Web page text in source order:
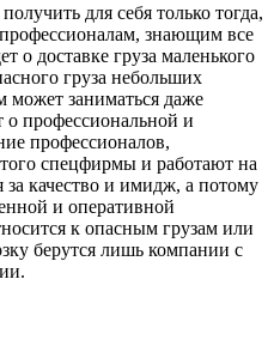
для себя только тогда,
профессионалам, знающим все
о доставке груза маленького
груза небольших
может заниматься даже
о профессиональной и
профессионалов,
спецфирмы и работают на
качество и имидж, а потому
и оперативной
к опасным грузам или
берутся лишь компании с